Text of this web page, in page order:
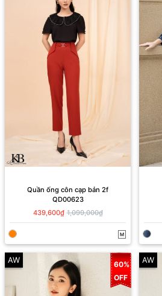
Quần ống côn cạp bản 2f
QD00623
439,600₫ 1,099,000₫
M
AW
60%
OFF
AW